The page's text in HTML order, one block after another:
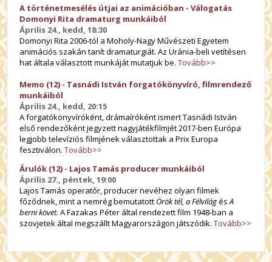
A történetmesélés útjai az animációban - Válogatás
Domonyi Rita dramaturg munkáiból
Április 24., kedd, 18:30
Domonyi Rita 2006-tól a Moholy-Nagy Művészeti Egyetem
animációs szakán tanít dramaturgiát. Az Uránia-beli vetítésen
hat általa választott munkáját mutatjuk be.Tovább>>
Memo (12) - Tasnádi István forgatókönyvíró, filmrendező
munkáiból
Április 24., kedd, 20:15
A forgatókönyvíróként, drámaíróként ismert Tasnádi István
első rendezőként jegyzett nagyjátékfilmjét 2017-ben Európa
legjobb televíziós filmjének választottak a Prix Europa
fesztiválon.Tovább>>
Árulók (12) - Lajos Tamás producer munkáiból
Április 27., péntek, 19:00
Lajos Tamás operatőr, producer nevéhez olyan filmek
főződnek, mint a nemrég bemutatott Örök tél, a FélvilágésA
berni követ.A Fazakas Péter által rendezett film 1948-ban a
szovjetek által megszállt Magyarországon játszódik.Tovább>>